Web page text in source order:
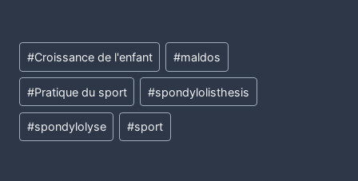
#Croissance de l'enfant #maldos
#Pratique du sport #spondylolisthesis
#spondylolyse #sport